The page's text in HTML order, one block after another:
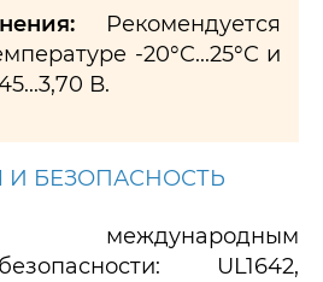
Рекомендуется
-20°C...25°C и
В.
БЕЗОПАСНОСТЬ
международным
UL1642,